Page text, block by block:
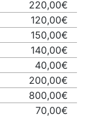
220,00€
120,00€
150,00€
140,00€
40,00€
200,00€
800,00€
70,00€